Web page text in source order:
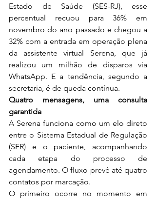
Estado de Saúde (SES-RJ), esse
percentual recuou para 36% em
novembro do ano passado e chegou a
32% com a entrada em operação plena
da assistente virtual Serena, que já
realizou um milhão de disparos via
WhatsApp. E a tendência, segundo a
secretaria, é de queda contínua.
Quatro mensagens, uma consulta
garantida
A Serena funciona como um elo direto
entre o Sistema Estadual de Regulação
(SER) e o paciente, acompanhando
cada etapa do processo de
agendamento. O fluxo prevê até quatro
contatos por marcação.
O primeiro ocorre no momento em